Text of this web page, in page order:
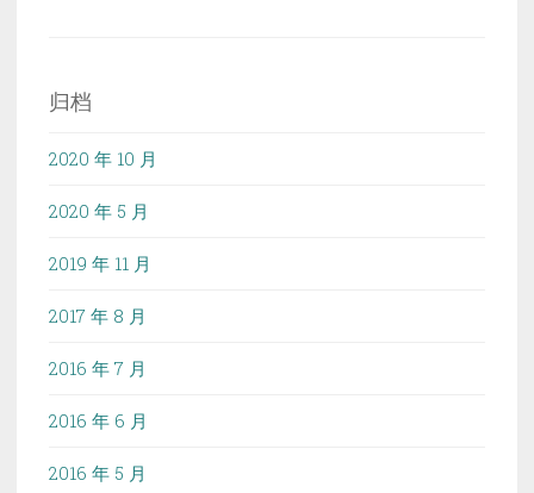
归档
2020 年 10 月
2020 年 5 月
2019 年 11 月
2017 年 8 月
2016 年 7 月
2016 年 6 月
2016 年 5 月